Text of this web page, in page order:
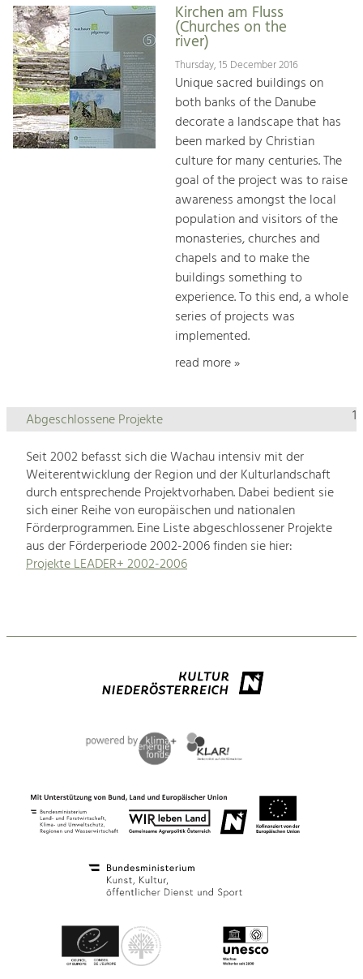
Kirchen am Fluss
(Churches on the
river)
Thursday, 15 December 2016
Unique sacred buildings on
both banks of the Danube
decorate a landscape that has
been marked by Christian
culture for many centuries. The
goal of the project was to raise
awareness amongst the local
population and visitors of the
monasteries, churches and
chapels and to make the
buildings something to
experience. To this end, a whole
series of projects was
implemented.
read more »
1
Abgeschlossene Projekte
Seit 2002 befasst sich die Wachau intensiv mit der
Weiterentwicklung der Region und der Kulturlandschaft
durch entsprechende Projektvorhaben. Dabei bedient sie
sich einer Reihe von europäischen und nationalen
Förderprogrammen. Eine Liste abgeschlossener Projekte
aus der Förderperiode 2002-2006 finden sie hier:
Projekte LEADER+ 2002-2006